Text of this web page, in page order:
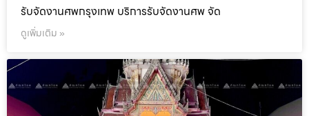
รับจัดงานศพกรุงเทพ บริการรับจัดงานศพ จัด
ดูเพิ่มเติม »